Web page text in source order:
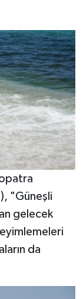
"Güneşli
gelecek
da